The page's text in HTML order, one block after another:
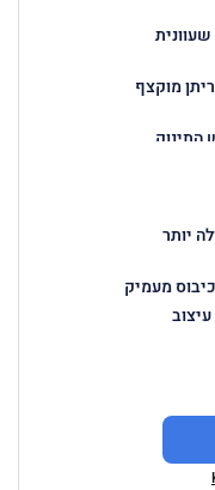
שעוונית
מוקצף
התינוק
יותר
מעמיק